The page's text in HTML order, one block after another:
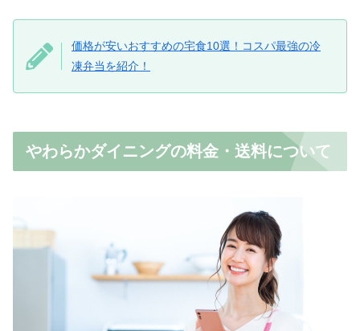
価格が安いおすすめの宅食10選！コスパ最強の冷
凍弁当を紹介！
やわらかダイニングの料金・送料について